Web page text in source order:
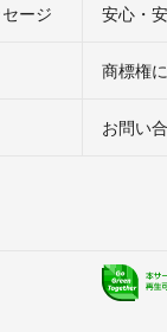
か？
も知れませんが？
ージ 安心・
商標権
お問い